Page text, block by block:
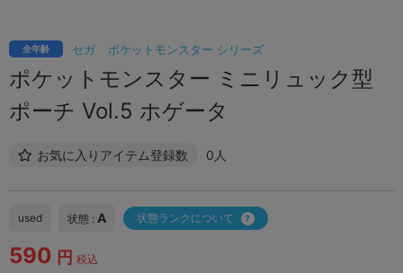
セガ ポケットモンスター シリーズ
全年齢
ポケットモンスター ミニリュック型
ポーチ Vol.5 ホゲータ
お気に入りアイテム登録数 0人
used 状態 : A 状態ランクについて
590 円 税込